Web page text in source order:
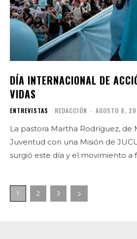
DÍA INTERNACIONAL DE
VIDAS
ENTREVISTAS REDACCIÓN - AGOSTO 8,
La pastora Martha Rodríguez, de
Juventud con una Misión de
surgió este día y el movimiento a
1 2 3